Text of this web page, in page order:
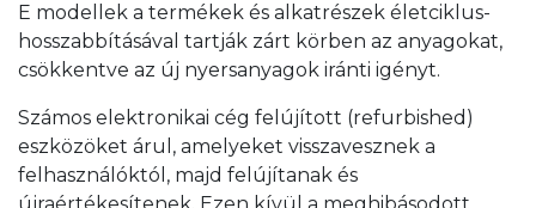
E modellek a termékek és alkatrészek életciklus-
hosszabbításával tartják zárt körben az anyagokat,
csökkentve az új nyersanyagok iránti igényt.
Számos elektronikai cég felújított (refurbished)
eszközöket árul, amelyeket visszavesznek a
felhasználóktól, majd felújítanak és